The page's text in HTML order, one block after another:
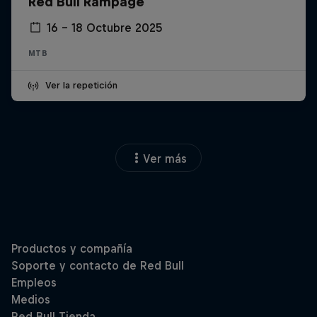
16 – 18 Octubre 2025
MTB
Ver la repetición
Ver más